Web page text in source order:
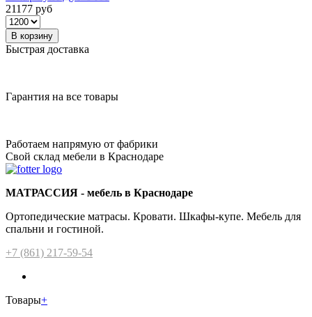
21177 руб
В корзину
Быстрая доставка
Гарантия на все товары
Работаем напрямую от фабрики
Свой склад мебели в Краснодаре
МАТРАССИЯ - мебель в Краснодаре
Ортопедические матрасы. Кровати. Шкафы-купе. Мебель для
спальни и гостиной.
+7 (861) 217-59-54
Товары+